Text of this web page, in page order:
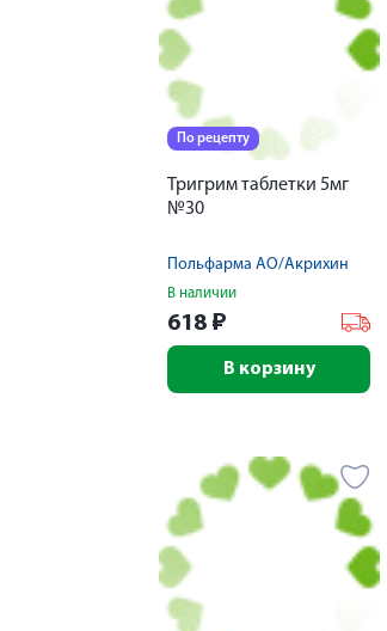
По рецепту
Тригрим таблетки 5мг
№30
Польфарма АО/Акрихин
В наличии
618 ₽
В корзину